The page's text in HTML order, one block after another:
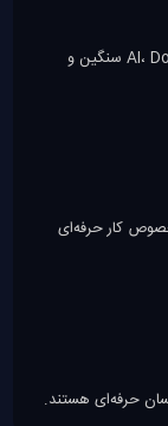
بله، برای اکثر برنامه‌نویسان کافی است؛ اما برای AI، Docker سنگین و
کار حرفه‌ای